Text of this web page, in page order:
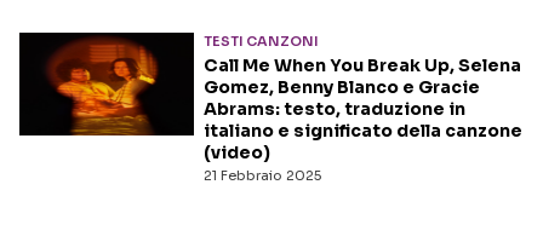
Seguici sui social
TESTI CANZONI
21 Febbraio 2025
Call Me When You Break Up, Selena
Gomez, Benny Blanco e Gracie
Abrams: testo, traduzione in
italiano e significato della canzone
(video)